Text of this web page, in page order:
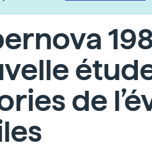
de